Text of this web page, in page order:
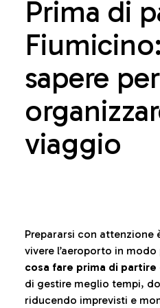
Prima di
sapere per
viaggio
Prepararsi con attenzione
vivere l’aeroporto in
cosa fare prima di partire
di gestire meglio tempi,
riducendo imprevisti e